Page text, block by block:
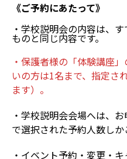
《ご予約にあたって》
・学校説明会の内容は、
ものと同じ内容です。
・保護者様の「体験講座
いの方は1名まで、指定さ
ます）。
・学校説明会会場へは、
で選択された予約人数しか
・イベント予約・変更・